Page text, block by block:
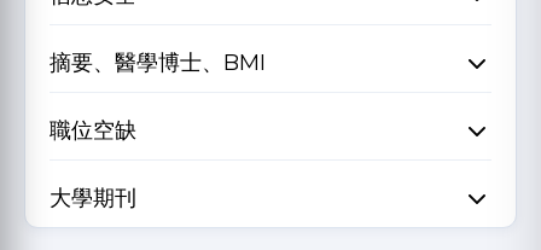
摘要、醫學博士、BMI
職位空缺
大學期刊